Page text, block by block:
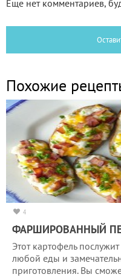
Еще нет комментариев,
Похожие
4
ФАРШИРОВАННЫЙ
Этот картофель
любой еды и
приготовления. Вы